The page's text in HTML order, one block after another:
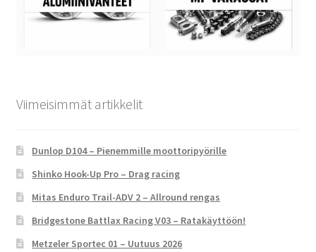
Viimeisimmät artikkelit
Dunlop D104 – Pienemmille moottoripyörille
Shinko Hook-Up Pro – Drag racing
Mitas Enduro Trail-ADV 2 – Allround rengas
Bridgestone Battlax Racing V03 – Ratakäyttöön!
Metzeler Sportec 01 – Uutuus 2026